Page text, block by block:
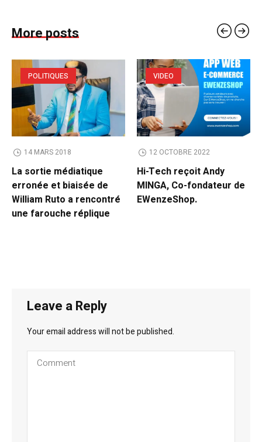
More posts
POLITIQUES
14 MARS 2018
La sortie médiatique
erronée et biaisée de
William Ruto a rencontré
une farouche réplique
VIDEO
12 OCTOBRE 2022
Hi-Tech reçoit Andy
MINGA, Co-fondateur de
EWenzeShop.
Leave a Reply
Your email address will not be published.